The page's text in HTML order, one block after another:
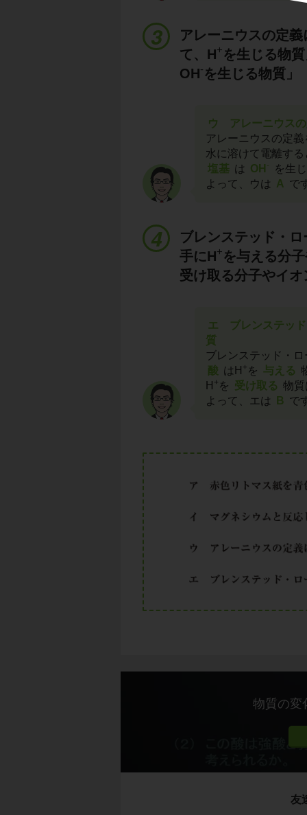
アレーニウスの定
て、H+を生じる物
OH-を生じる物質」
ウ アレーニウスの
アレーニウスの定
水に溶けて電離す
塩基 は OH -
を生
よって、ウは A で
ブレンステッド・
手にH+を与える分
受け取る分子やイオ
エ ブレンステッド
質
ブレンステッド・
酸 はH + を 与える
H + を 受け取る 物
よって、エは
B で
物質の変
友